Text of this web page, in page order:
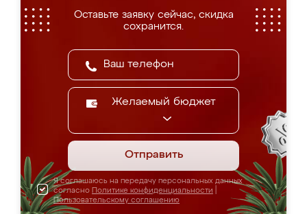
Оставьте заявку сейчас, скидка
сохранится.
Желаемый бюджет
Отправить
Я соглашаюсь на передачу персональных данных
согласно Политике конфиденциальности
Пользовательскому соглашению